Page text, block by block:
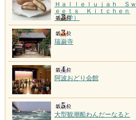
Ｈａｌｌｅｌｕｊａｈ Ｓｗ
ｅｅｔｓ Ｋｉｔｃｈｅｎ
（見学）
瑞巌寺
阿波おどり会館
大型観潮船わんだーなると